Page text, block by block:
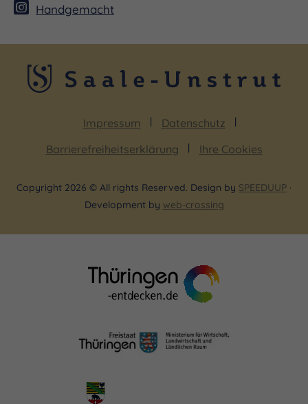
Handgemacht
Impressum
Datenschutz
Barrierefreiheitserklärung
Ihre Cookies
Copyright 2026 © All rights Reserved. Design by SPEEDUUP ·
Development by web-crossing